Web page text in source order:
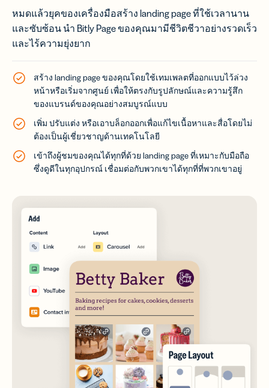
หมดแล้วยุคของเครื่องมือสร้าง landing page ที่ใช้เวลานาน
และซับซ้อน นำ Bitly Page ของคุณมามีชีวิตชีวาอย่างรวดเร็ว
และไร้ความยุ่งยาก
สร้าง landing page ของคุณโดยใช้เทมเพลตที่ออกแบบไว้ล่วง
หน้าหรือเริ่มจากศูนย์ เพื่อให้ตรงกับรูปลักษณ์และความรู้สึก
ของแบรนด์ของคุณอย่างสมบูรณ์แบบ
เพิ่ม ปรับแต่ง หรือเอาบล็อกออกเพื่อแก้ไขเนื้อหาและสื่อโดยไม่
ต้องเป็นผู้เชี่ยวชาญด้านเทคโนโลยี
เข้าถึงผู้ชมของคุณได้ทุกที่ด้วย landing page ที่เหมาะกับมือถือ
ซึ่งดูดีในทุกอุปกรณ์ เชื่อมต่อกับพวกเขาได้ทุกที่ที่พวกเขาอยู่